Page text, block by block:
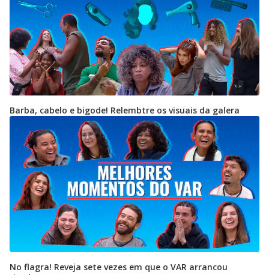
Barba, cabelo e bigode! Relembtre os visuais da galera
No flagra! Reveja sete vezes em que o VAR arrancou